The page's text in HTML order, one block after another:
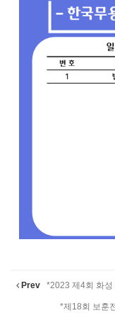
Prev *2023 제4회 화
*제18회 보훈